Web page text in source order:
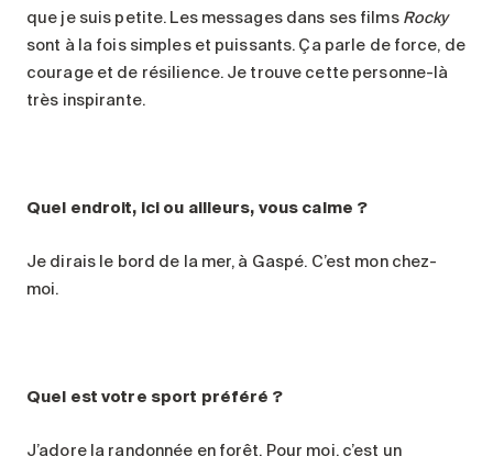
que je suis petite. Les messages dans ses films Rocky
sont à la fois simples et puissants. Ça parle de force, de
courage et de résilience. Je trouve cette personne-là
très inspirante.
Quel endroit, ici ou ailleurs, vous calme ?
Je dirais le bord de la mer, à Gaspé. C’est mon chez-
moi.
Quel est votre sport préféré ?
J’adore la randonnée en forêt. Pour moi, c’est un